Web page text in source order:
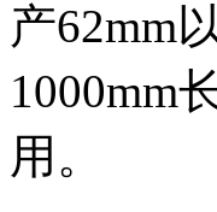
产62mm
1000mm
用。